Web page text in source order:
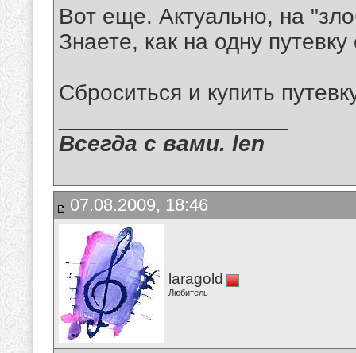
Вот еще. Актуально, на
Знаете, как на одну
Сброситься и купить
Всегда с вами. len
07.08.2009, 18:46
laragold
Любитель